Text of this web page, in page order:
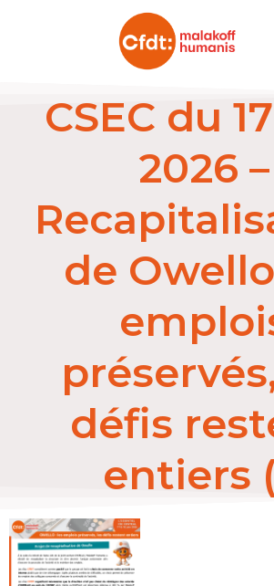
CSEC du
2026 –
de
défis
entiers